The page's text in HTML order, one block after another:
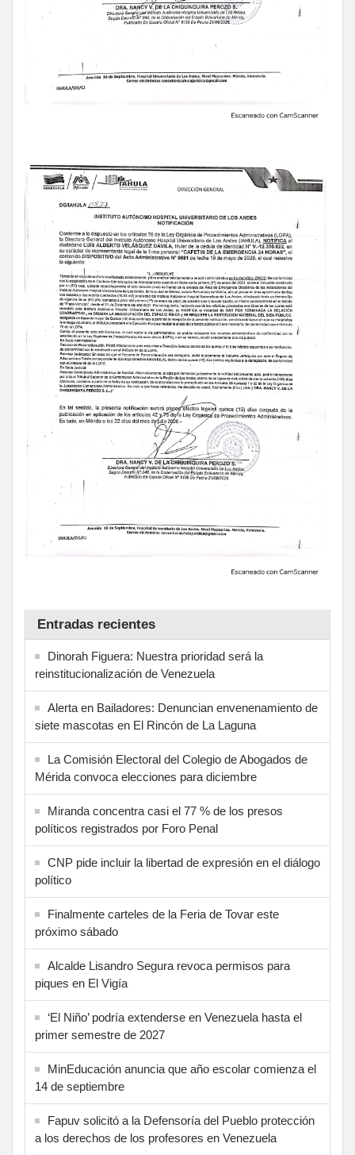
Entradas recientes
Dinorah Figuera: Nuestra prioridad será la
reinstitucionalización de Venezuela
Alerta en Bailadores: Denuncian envenenamiento de
siete mascotas en El Rincón de La Laguna
La Comisión Electoral del Colegio de Abogados de
Mérida convoca elecciones para diciembre
Miranda concentra casi el 77 % de los presos
políticos registrados por Foro Penal
CNP pide incluir la libertad de expresión en el diálogo
político
Finalmente carteles de la Feria de Tovar este
próximo sábado
Alcalde Lisandro Segura revoca permisos para
piques en El Vigía
‘El Niño’ podría extenderse en Venezuela hasta el
primer semestre de 2027
MinEducación anuncia que año escolar comienza el
14 de septiembre
Fapuv solicitó a la Defensoría del Pueblo protección
a los derechos de los profesores en Venezuela